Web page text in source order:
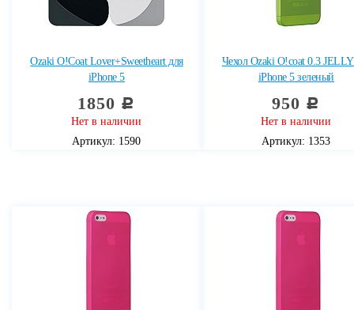
Ozaki O!Coat Lover+Sweetheart для
iPhone 5
1850 c
Нет в наличии
Артикул: 1590
Чехол Ozaki O!coat 0.3
iPhone 5 зеленый
950 c
Нет в наличии
Артикул: 1353